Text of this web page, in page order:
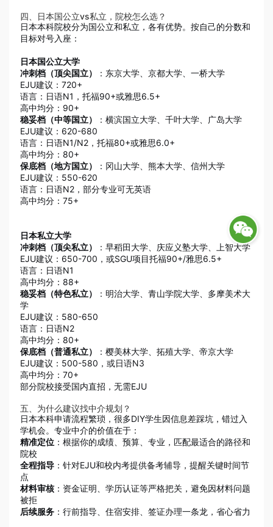
四、日本国公立vs私立，院校怎么选？
日本本科院校分为国公立和私立，各有优势。按自己的分数和
目标对号入座：
日本国公立大学
冲刺档（顶尖国立）
：东京大学、京都大学、一桥大学
EJU建议：720+
语言：日语N1，托福90+或雅思6.5+
高中均分：90+
稳妥档（中等国立）
：横滨国立大学、千叶大学、广岛大学
EJU建议：620-680
语言：日语N1/N2，托福80+或雅思6.0+
高中均分：80+
保底档（地方国立）
：冈山大学、熊本大学、信州大学
EJU建议：550-620
语言：日语N2，部分专业可无英语
高中均分：75+
日本私立大学
冲刺档（顶尖私立）
：早稻田大学、庆应义塾大学、上智大学
EJU建议：650-700，或SGU项目托福90+/雅思6.5+
语言：日语N1
高中均分：88+
稳妥档（特色私立）
：明治大学、青山学院大学、多摩美术大
学
EJU建议：580-650
语言：日语N2
高中均分：80+
保底档（普通私立）
：樱美林大学、拓殖大学、帝京大学
EJU建议：500-580，或日语N3
高中均分：70+
部分院校接受国内直招，无需EJU
五、为什么建议找中介规划？
日本本科申请流程繁琐，很多DIY学生因信息差踩坑，错过入
学机会。专业中介的价值在于：
精准定位：根据你的成绩、预算、专业，匹配最适合的路径和
院校
全程指导：针对EJU和校内考提供备考辅导，提醒关键时间节
点
材料审核：资金证明、学历认证等严格把关，避免因材料问题
被拒
后续服务：行前指导、住宿安排、签证办理一条龙，省心省力